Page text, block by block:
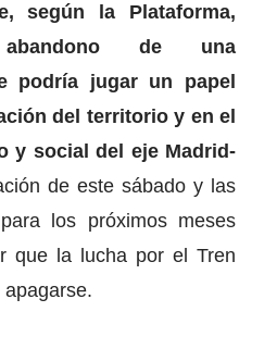
según la Plataforma,
de una
podría jugar un papel
del territorio y en el
y social del eje Madrid-
de este sábado y las
los próximos meses
que la lucha por el Tren